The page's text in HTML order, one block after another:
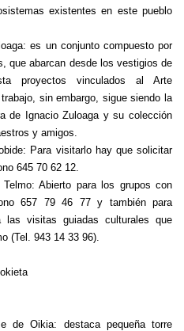
existentes en este pueblo
es un conjunto compuesto por
que abarcan desde los vestigios de
proyectos vinculados al Arte
sin embargo, sigue siendo la
de Ignacio Zuloaga y su colección
y amigos.
Para visitarlo hay que solicitar
645 70 62 12.
Abierto para los grupos con
657 79 46 77 y también para
las visitas guiadas culturales que
(Tel. 943 14 33 96).
de Oikia: destaca pequeña torre